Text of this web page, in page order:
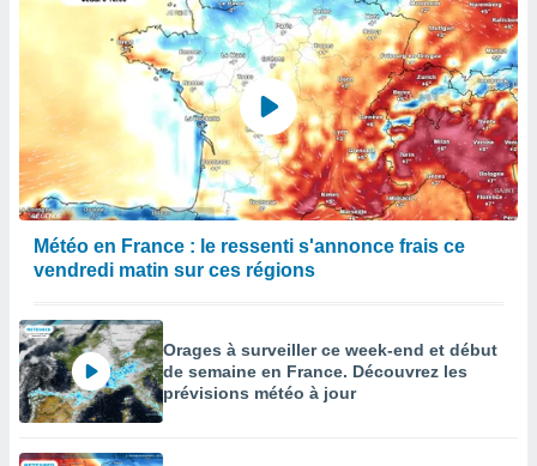
Météo en France : le ressenti s'annonce frais ce
vendredi matin sur ces régions
Orages à surveiller ce week-end et début
de semaine en France. Découvrez les
prévisions météo à jour